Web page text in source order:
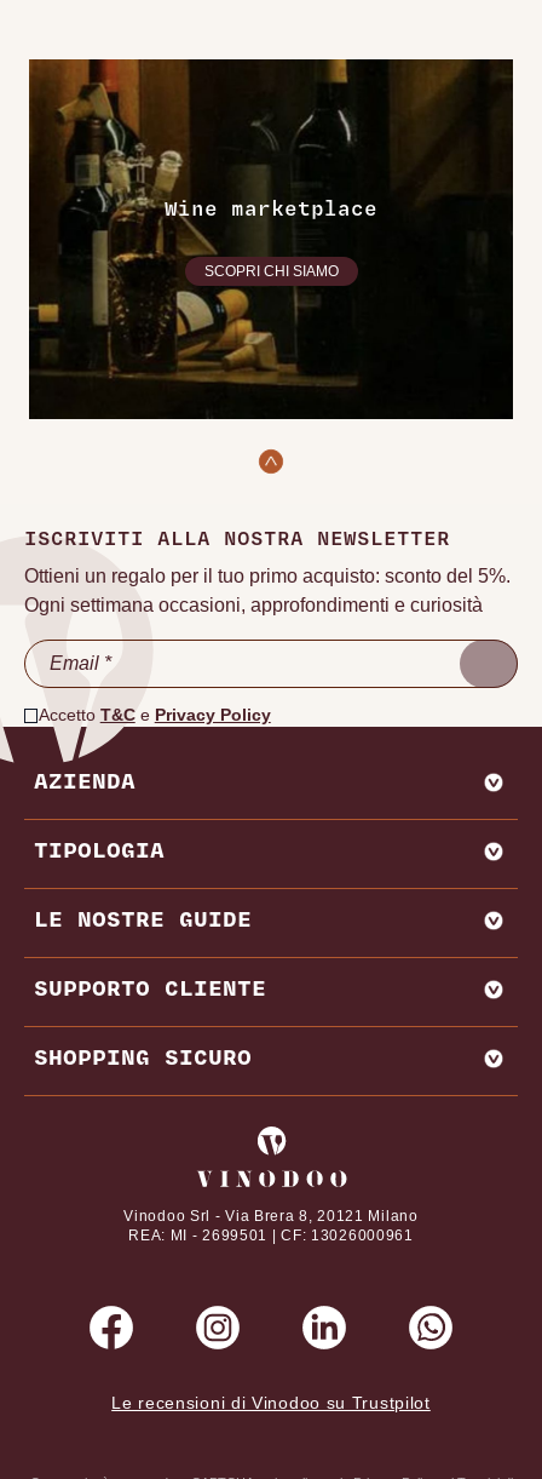
Wine marketplace
SCOPRI CHI SIAMO
ISCRIVITI ALLA NOSTRA NEWSLETTER
Ottieni un regalo per il tuo primo acquisto: sconto del 5%.
Ogni settimana occasioni, approfondimenti e curiosità
Accetto T&Ce Privacy Policy
AZIENDA
CHI SIAMO
VADEMECUM VINODOO
ENOWEB
VENDI CON NOI
TIPOLOGIA
AGLIANICO
AMARONE
BAROLO
BRUNELLO DI MONTALCINO
CHIANTI
LE NOSTRE GUIDE
MIGLIORI PRODUTTORI E CANTINE ITALIA
MIGLIORI PRODUTTORI E CANTINE FRANCIA
REGIONI VINICOLE
VITIGNI
DAL NOSTRO MAGAZINE
SUPPORTO CLIENTE
CONTATTI
DOMANDE FREQUENTI
TERMINI E CONDIZIONI
SHOPPING SICURO
I tuoi pagamenti online con
Vinodoo Srl - Via Brera 8, 20121 Milano
REA: MI - 2699501 | CF: 13026000961
Le recensioni di Vinodoo su Trustpilot